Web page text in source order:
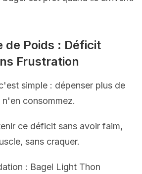
de Poids : Déficit
Frustration
simple : dépenser plus de
consommez.
ce déficit sans avoir faim,
sans craquer.
: Bagel Light Thon